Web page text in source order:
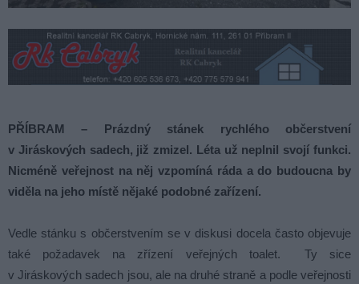
PŘÍBRAM – Prázdný stánek rychlého občerstvení
v Jiráskových sadech, již zmizel. Léta už neplnil svojí funkci.
Nicméně veřejnost na něj vzpomíná ráda a do budoucna by
viděla na jeho místě nějaké podobné zařízení.
Vedle stánku s občerstvením se v diskusi docela často objevuje
také požadavek na zřízení veřejných toalet. Ty sice
v Jiráskových sadech jsou, ale na druhé straně a podle veřejnosti